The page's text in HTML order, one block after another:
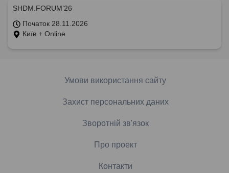
SHDM.FORUM’26
Початок 28.11.2026
Київ + Online
Умови використання сайту
Захист персональних даних
Зворотній зв'язок
Про проект
Контакти